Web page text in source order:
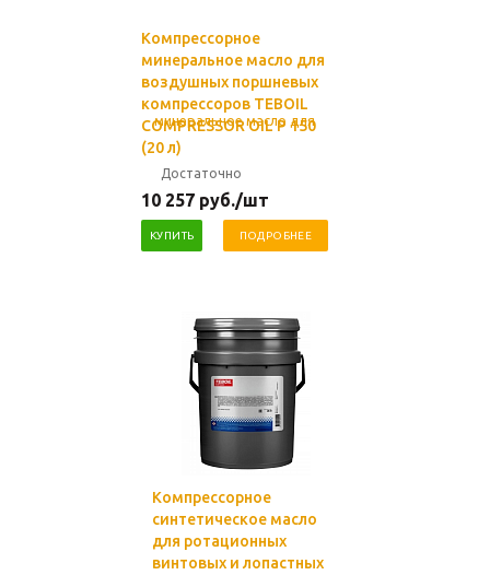
Компрессорное
минеральное масло для
воздушных поршневых
компрессоров TEBOIL
COMPRESSOR OIL P 150
(20 л)
Достаточно
10 257 руб./шт
КУПИТЬ ПОДРОБНЕЕ
Компрессорное
синтетическое масло
для ротационных
винтовых и лопастных